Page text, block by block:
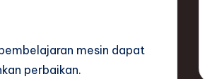
mesin dapat
perbaikan.